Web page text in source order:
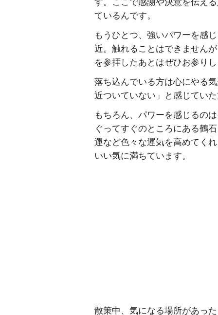
ているんです。
もうひとつ、強いパワーを感
近。触れることはできません
を参拝したあとはぜひお参り
落ち込んでいる方は心にやる
近ついていない」と感じてい
もちろん、パワーを感じるの
ぐってすぐのところにある鶴
運など色々な運気を高めてく
いい気に満ちています。
散策中、気になる場所があっ